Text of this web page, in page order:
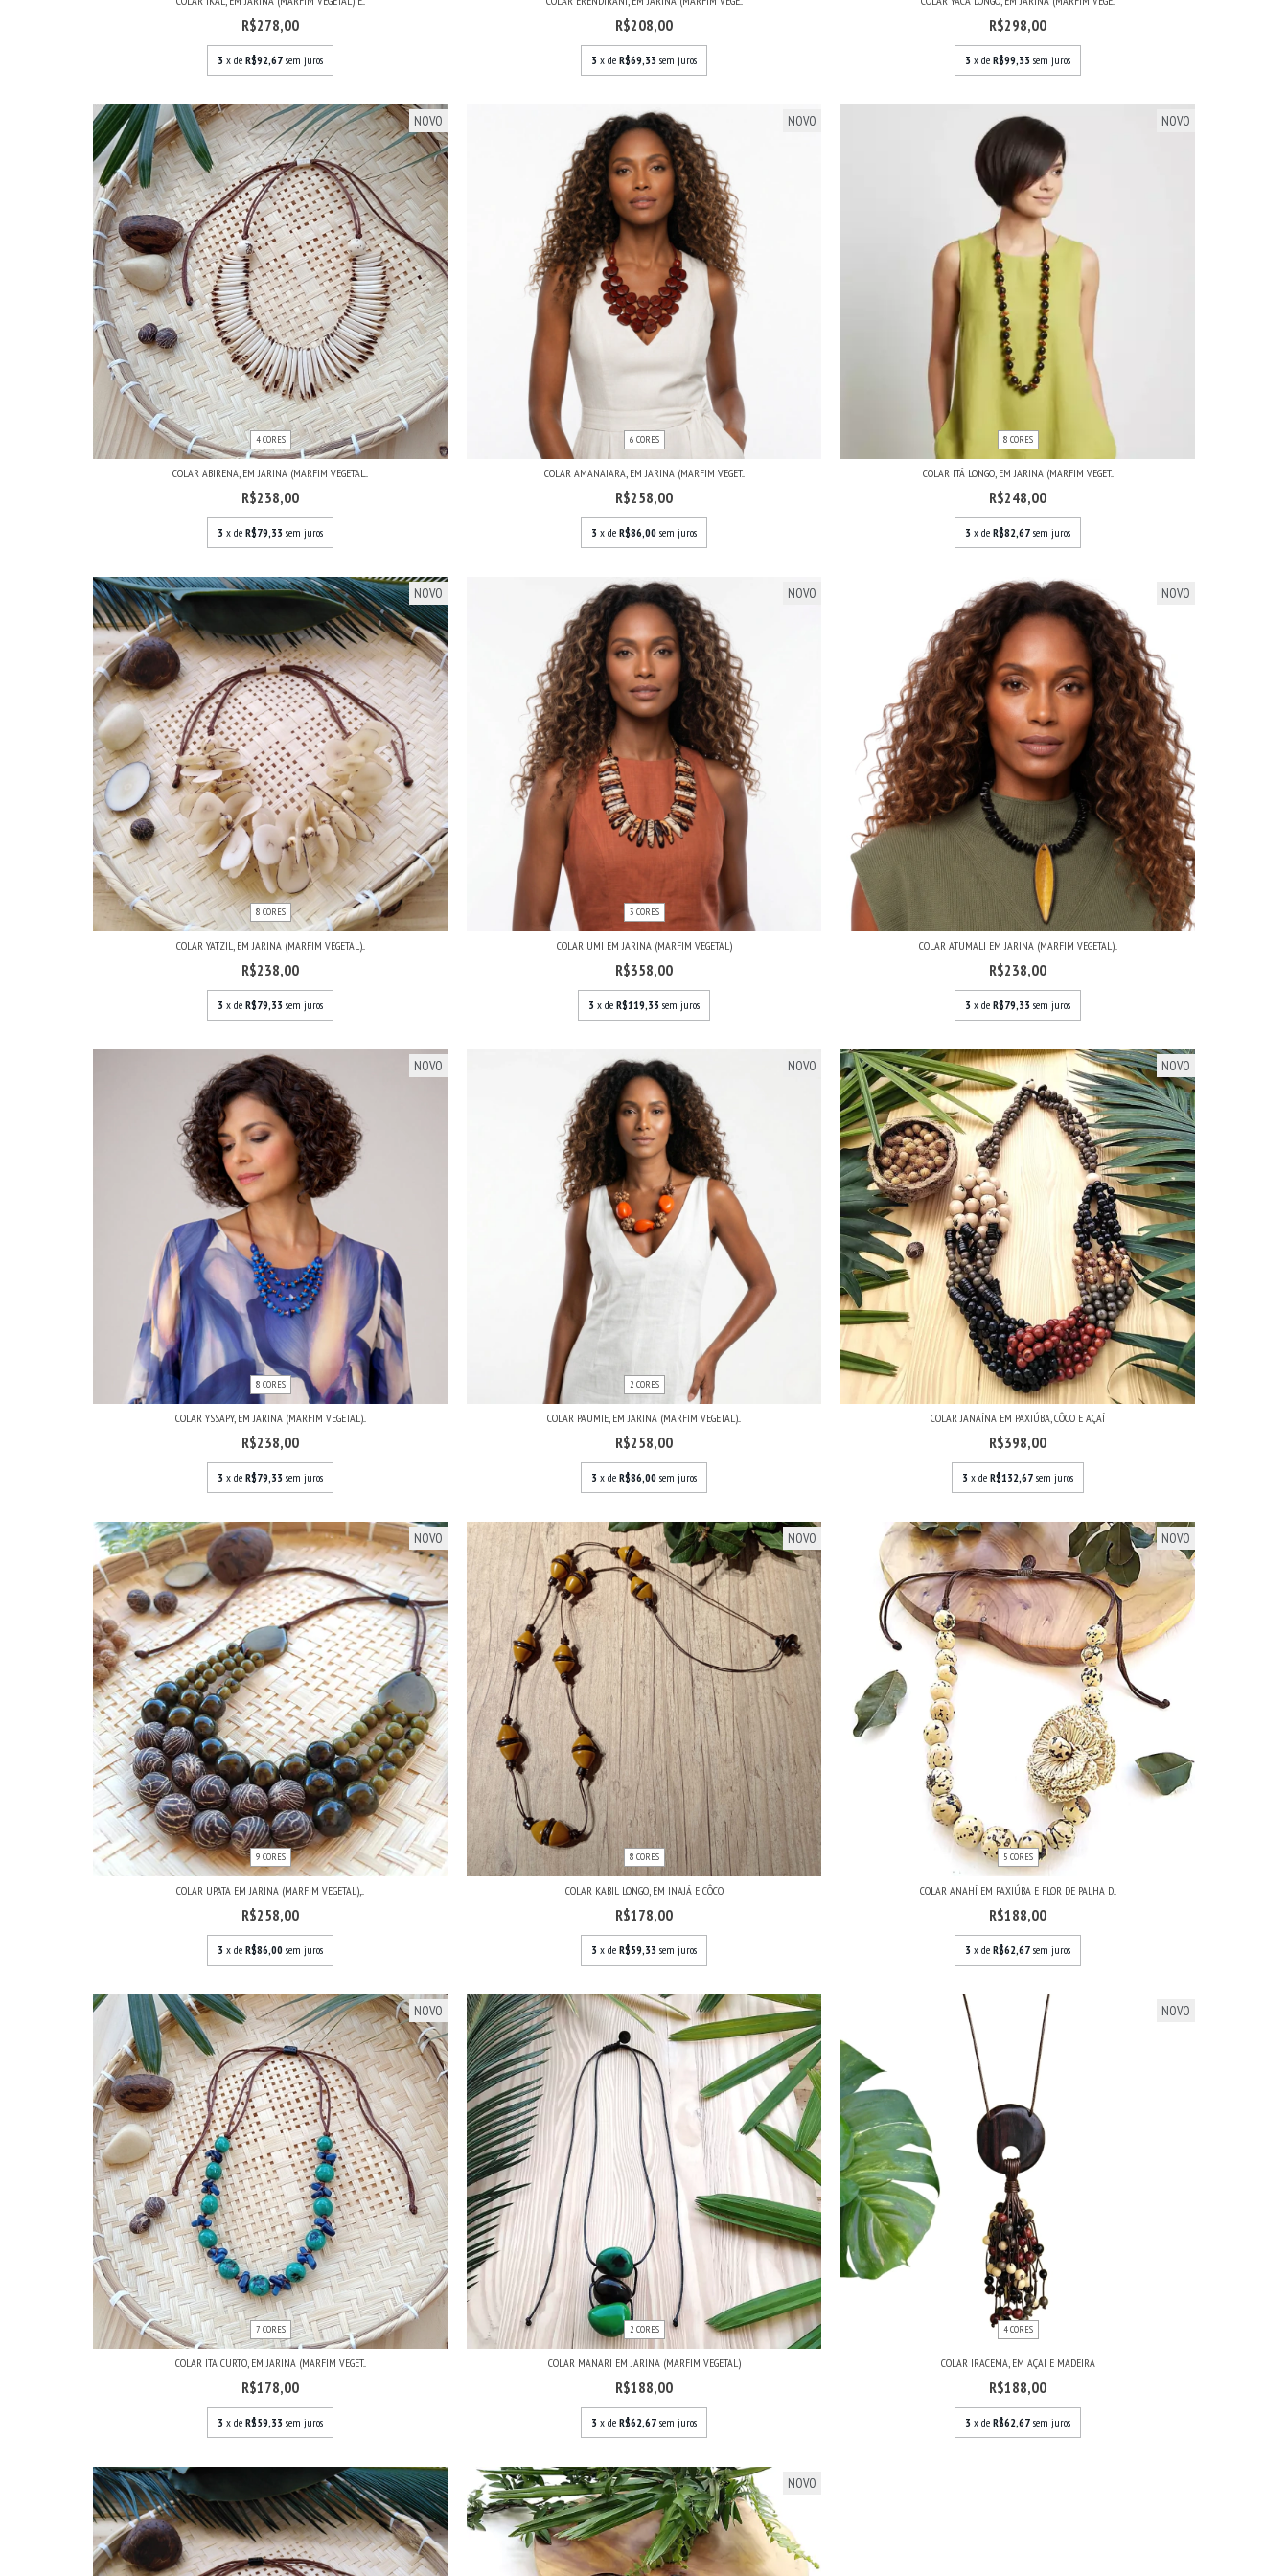
R$278,00
3 x de R$92,67 sem juros
R$208,00
3 x de R$69,33 sem juros
R$298,00
3 x de R$99,33 sem juros
NOVO
4 CORES
COLAR ABIRENA, EM JARINA (MARFIM VEGETAL...
R$238,00
3 x de R$79,33 sem juros
NOVO
6 CORES
COLAR AMANAIARA, EM JARINA (MARFIM VEGET...
R$258,00
3 x de R$86,00 sem juros
NOVO
8 CORES
COLAR ITÁ LONGO, EM JARINA (MARFIM VEGET...
R$248,00
3 x de R$82,67 sem juros
NOVO
8 CORES
COLAR YATZIL, EM JARINA (MARFIM VEGETAL)...
R$238,00
3 x de R$79,33 sem juros
NOVO
3 CORES
COLAR UMI EM JARINA (MARFIM VEGETAL)
R$358,00
3 x de R$119,33 sem juros
NOVO
COLAR ATUMALI EM JARINA (MARFIM VEGETAL)...
R$238,00
3 x de R$79,33 sem juros
NOVO
8 CORES
COLAR YSSAPY, EM JARINA (MARFIM VEGETAL)...
R$238,00
3 x de R$79,33 sem juros
NOVO
2 CORES
COLAR PAUMIE, EM JARINA (MARFIM VEGETAL)...
R$258,00
3 x de R$86,00 sem juros
NOVO
COLAR JANAÍNA EM PAXIÚBA, CÔCO E AÇAÍ
R$398,00
3 x de R$132,67 sem juros
NOVO
9 CORES
COLAR UPATA EM JARINA (MARFIM VEGETAL),...
R$258,00
3 x de R$86,00 sem juros
NOVO
8 CORES
COLAR KABIL LONGO, EM INAJÁ E CÔCO
R$178,00
3 x de R$59,33 sem juros
NOVO
5 CORES
COLAR ANAHÍ EM PAXIÚBA E FLOR DE PALHA D...
R$188,00
3 x de R$62,67 sem juros
NOVO
7 CORES
COLAR ITÁ CURTO, EM JARINA (MARFIM VEGET...
R$178,00
3 x de R$59,33 sem juros
2 CORES
COLAR MANARI EM JARINA (MARFIM VEGETAL)
R$188,00
3 x de R$62,67 sem juros
NOVO
4 CORES
COLAR IRACEMA, EM AÇAÍ E MADEIRA
R$188,00
3 x de R$62,67 sem juros
NOVO